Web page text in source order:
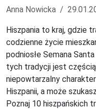
Anna Nowicka
Hiszpania to kraj, gdzie
codzienne życie
podniosłe Semana
tych tradycji jest
niepowtarzalny
Hiszpanii, a może
Poznaj 10 hiszpańskich